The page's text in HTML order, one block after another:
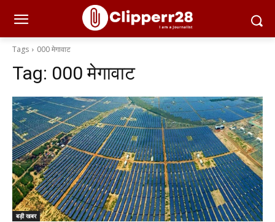
Tags 000 मेगावाट
Tag: 000 मेगावाट
बड़ी खबर